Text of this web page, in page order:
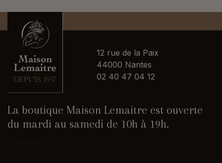
12 rue de la Paix
44000 Nantes
02 40 47 04 12
La boutique Maison Lemaitre est ouverte
du mardi au samedi de 10h à 19h.